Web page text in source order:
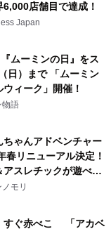
店舗目で達成！
Japan
ムーミンの日』をス
日）まで 「ムーミン
ィーク」開催！
物語
ちゃんアドベンチャー
春リニューアル決定！
アスレチックが遊べる
「ラスト！ドキがム
」始動
モリ
すぐ赤べこ 「アカベ